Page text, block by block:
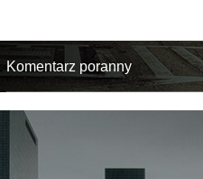
Komentarz poranny